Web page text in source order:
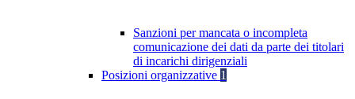
Sanzioni per mancata o incompleta
comunicazione dei dati da parte dei titolari
di incarichi dirigenziali
Posizioni organizzative 1